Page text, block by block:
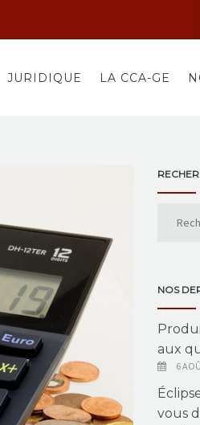
JURIDIQUE LA CCA-GE
NOS
aux
6
vous